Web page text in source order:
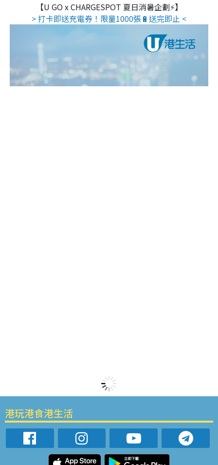
【U GO x CHARGESPOT 夏日消暑企劃⚡】
> 打卡即送充電券！限量1000張🔋送完即止 <
港玩港食港生活